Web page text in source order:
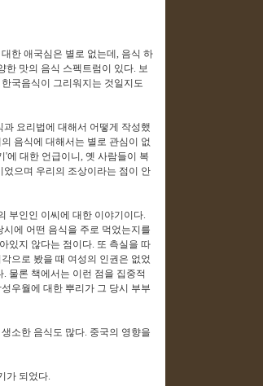
한 애국심은 별로 없는데, 음식 하
한 맛의 음식 스펙트럼이 있다. 보
국음식이 그리워지는 것일지도
요리법에 대해서 어떻게 작성했
음식에 대해서는 별로 관심이 없
에 대한 언급이니, 옛 사람들이 복
으며 우리의 조상이라는 점이 안
부인인 이씨에 대한 이야기이다.
에 어떤 음식을 주로 먹었는지를
있지 않다는 점이다. 또 측실을 따
으로 봤을 때 여성의 인권은 없었
물론 책에서는 이런 점을 집중적
우월에 대한 뿌리가 그 당시 부부
소한 음식도 많다. 중국의 영향을
가 되었다.